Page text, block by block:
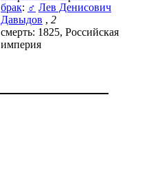
брак: ♂ Лев Денисович
Давыдов , 2
смерть: 1825, Российская
империя